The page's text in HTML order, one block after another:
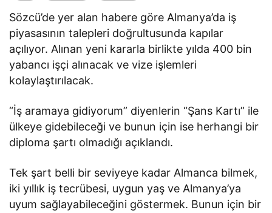
Sözcü’de yer alan habere göre Almanya’da iş
piyasasının talepleri doğrultusunda kapılar
açılıyor. Alınan yeni kararla birlikte yılda 400 bin
yabancı işçi alınacak ve vize işlemleri
kolaylaştırılacak.
“İş aramaya gidiyorum” diyenlerin “Şans Kartı” ile
ülkeye gidebileceği ve bunun için ise herhangi bir
diploma şartı olmadığı açıklandı.
Tek şart belli bir seviyeye kadar Almanca bilmek,
iki yıllık iş tecrübesi, uygun yaş ve Almanya’ya
uyum sağlayabileceğini göstermek. Bunun için bir